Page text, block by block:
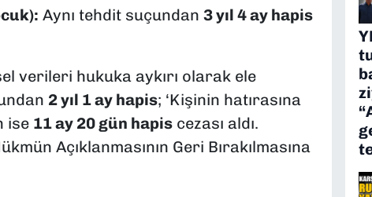
Aynı tehdit suçundan 3 yıl 4 ay hapis
verileri hukuka aykırı olarak ele
2 yıl 1 ay hapis; ‘Kişinin hatırasına
ise 11 ay 20 gün hapiscezası aldı.
Açıklanmasının Geri Bırakılmasına